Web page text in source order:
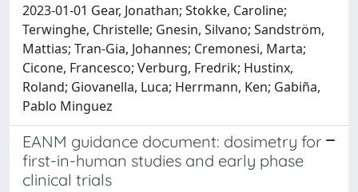
2023-01-01 Gear, Jonathan; Stokke, Caroline;
Terwinghe, Christelle; Gnesin, Silvano; Sandström,
Mattias; Tran-Gia, Johannes; Cremonesi, Marta;
Cicone, Francesco; Verburg, Fredrik; Hustinx,
Roland; Giovanella, Luca; Herrmann, Ken; Gabiña,
Pablo Minguez
EANM guidance document: dosimetry for
first-in-human studies and early phase
clinical trials